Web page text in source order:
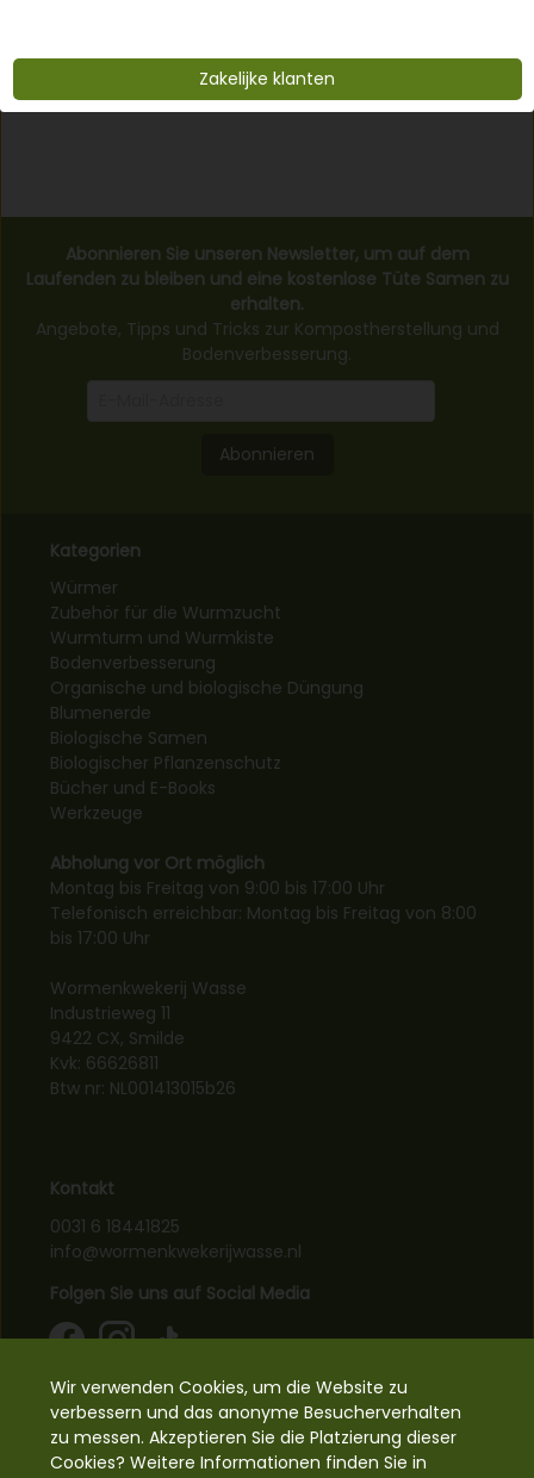
Zakelijke klanten
Suchst duLavamehl? Schau dir Lavamehl und alle
Produkte zur Bodenverbesserung an.
Abonnieren Sie unseren Newsletter, um auf dem
Laufenden zu bleiben und eine kostenlose Tüte Samen zu
erhalten.
Angebote, Tipps und Tricks zur Kompostherstellung und
Bodenverbesserung.
Abonnieren
Kategorien
Würmer
Zubehör für die Wurmzucht
Wurmturm und Wurmkiste
Bodenverbesserung
Organische und biologische Düngung
Blumenerde
Biologische Samen
Biologischer Pflanzenschutz
Bücher und E-Books
Werkzeuge
Abholung vor Ort möglich
Montag bis Freitag von 9:00 bis 17:00 Uhr
Telefonisch erreichbar: Montag bis Freitag von 8:00
bis 17:00 Uhr
Wormenkwekerij Wasse
Industrieweg 11
9422 CX, Smilde
Kvk: 66626811
Btw nr: NL001413015b26
Kontakt
0031 6 18441825
info@wormenkwekerijwasse.nl
Folgen Sie uns auf Social Media
Information
Wir verwenden Cookies, um die Website zu
verbessern und das anonyme Besucherverhalten
zu messen. Akzeptieren Sie die Platzierung dieser
Cookies? Weitere Informationen finden Sie in